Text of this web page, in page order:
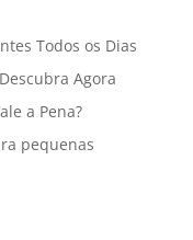
Todos os Dias
Agora
a Pena?
pequenas